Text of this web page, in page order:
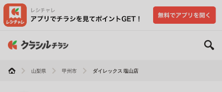
山梨県 甲州市 ダイレックス 塩山店